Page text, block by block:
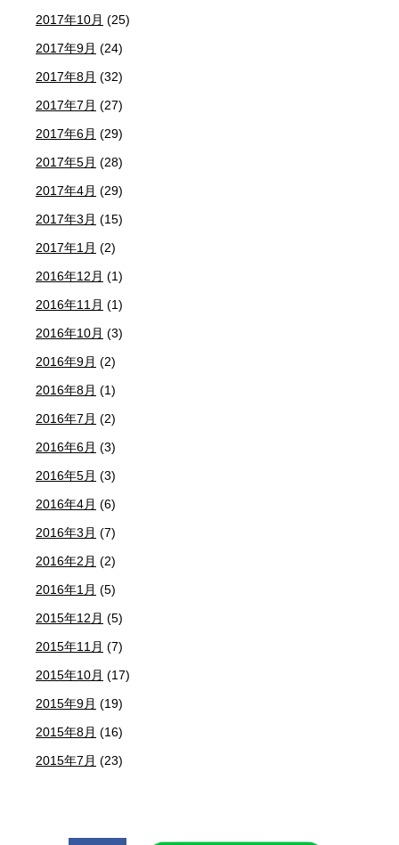
2017年10月 (25)
2017年9月 (24)
2017年8月 (32)
2017年7月 (27)
2017年6月 (29)
2017年5月 (28)
2017年4月 (29)
2017年3月 (15)
2017年1月 (2)
2016年12月 (1)
2016年11月 (1)
2016年10月 (3)
2016年9月 (2)
2016年8月 (1)
2016年7月 (2)
2016年6月 (3)
2016年5月 (3)
2016年4月 (6)
2016年3月 (7)
2016年2月 (2)
2016年1月 (5)
2015年12月 (5)
2015年11月 (7)
2015年10月 (17)
2015年9月 (19)
2015年8月 (16)
2015年7月 (23)